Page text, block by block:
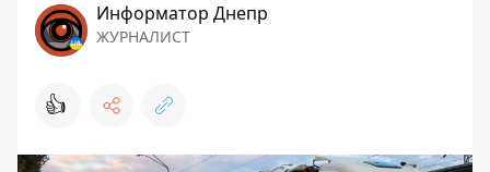
Информатор Днепр
ЖУРНАЛИСТ
👍